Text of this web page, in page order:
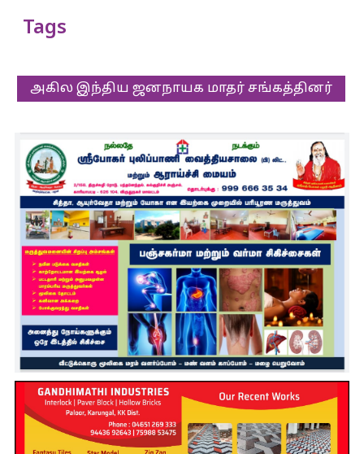
Tags
அகில இந்திய ஜனநாயக மாதர் சங்கத்தினர்